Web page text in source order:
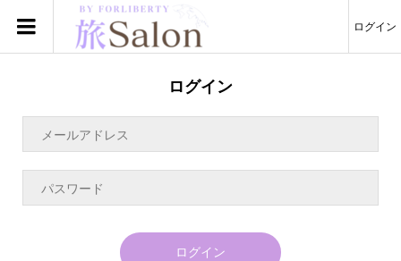
ログイン
ログイン
ログイン